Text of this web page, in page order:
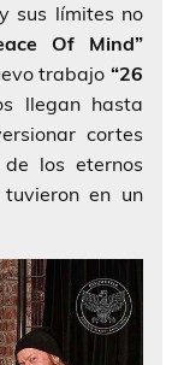
sus límites no
Of Mind”
trabajo “26
llegan hasta
cortes
de los eternos
en un